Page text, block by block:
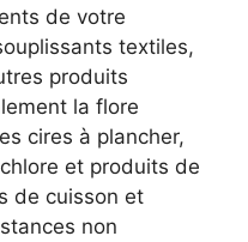
de votre
textiles,
produits
la flore
cires à plancher,
et produits de
de cuisson et
non